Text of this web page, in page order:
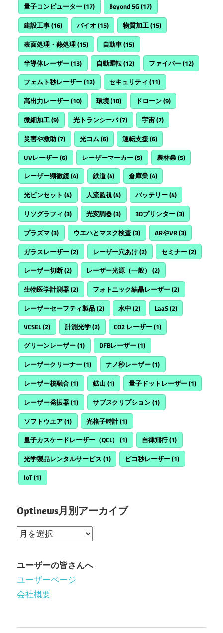
量子コンピューター(17) Beyond 5G(17)
建設工事(16) バイオ (15) 物質加工(15)
表面処理・熱処理(15) 自動車(15)
半導体レーザー(13) 自動運転(12) ファイバー(12)
フェムト秒レーザー(12) セキュリティ (11)
高出力レーザー(10) 環境(10) ドローン(9)
微細加工(9) 光トランシーバ(7) 宇宙(7)
災害や救助(7) 光コム(6) 運転支援(6)
UVレーザー(6) レーザーマーカー(5) 農林業(5)
レーザー顕微鏡(4) 鉄道(4) 倉庫業(4)
光ピンセット (4) 人流監視(4) バッテリー(4)
リソグラフィ (3) 光変調器(3) 3Dプリンター(3)
プラズマ(3) ウエハとマスク検査(3) ARやVR(3)
ガラスレーザー(2) レーザー穴あけ(2) セミナー(2)
レーザー切断(2) レーザー光源（一般） (2)
生物医学計測器(2) フォトニック結晶レーザー(2)
レーザーセーフティ製品(2) 水中 (2) LaaS(2)
VCSEL(2) 計測光学(2) CO2 レーザー(1)
グリーンレーザー(1) DFBレーザー(1)
レーザークリーナー(1) ナノ秒レーザー(1)
レーザー核融合(1) 鉱山 (1) 量子ドットレーザー(1)
レーザー発振器(1) サブスクリプション(1)
ソフトウエア(1) 光格子時計(1)
量子カスケードレーザー（QCL） (1) 自律飛行(1)
光学製品レンタルサービス (1) ピコ秒レーザー(1)
IoT(1)
Optinews月別アーカイブ
Optinews
別
ア
ー
ユーザーの皆さんへ
ユーザーページ
会社概要